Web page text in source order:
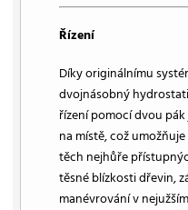
Řízení
Díky originálnímu
dvojnásobný
řízení pomocí dvou
na místě, což
těch nejhůře
těsné blízkosti dřevin,
manévrování v